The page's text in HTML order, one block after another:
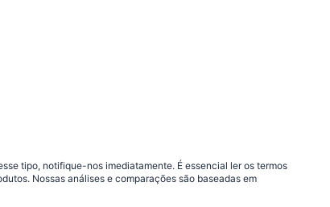
tipo, notifique-nos imediatamente. É essencial ler os termos
Nossas análises e comparações são baseadas em